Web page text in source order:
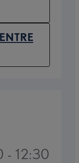
NEW TAB)
NEW TAB)
- 12:30